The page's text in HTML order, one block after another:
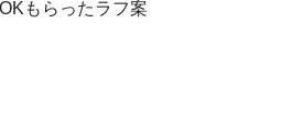
もらったラフ案